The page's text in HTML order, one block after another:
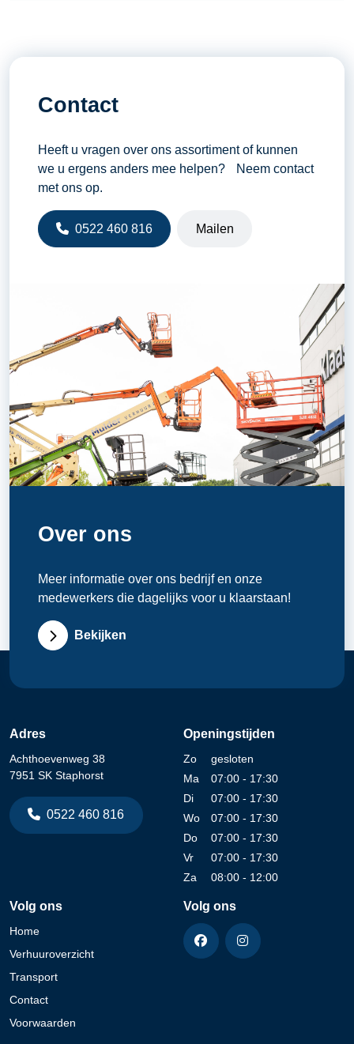
Contact
Heeft u vragen over ons assortiment of kunnen
we u ergens anders mee helpen? Neem contact
met ons op.
0522 460 816 Mailen
Over ons
Meer informatie over ons bedrijf en onze
medewerkers die dagelijks voor u klaarstaan!
Bekijken
Adres
Achthoevenweg 38
7951 SK Staphorst
0522 460 816
Openingstijden
Zo
gesloten
Ma
07:00 - 17:30
Di
07:00 - 17:30
Wo
07:00 - 17:30
Do
07:00 - 17:30
Vr
07:00 - 17:30
Za
08:00 - 12:00
Volg ons
Home
Verhuuroverzicht
Transport
Contact
Voorwaarden
Volg ons